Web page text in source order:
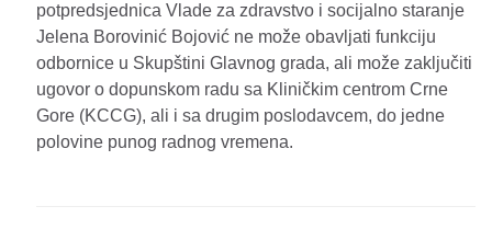
potpredsjednica Vlade za zdravstvo i socijalno staranje
Jelena Borovinić Bojović ne može obavljati funkciju
odbornice u Skupštini Glavnog grada, ali može zaključiti
ugovor o dopunskom radu sa Kliničkim centrom Crne
Gore (KCCG), ali i sa drugim poslodavcem, do jedne
polovine punog radnog vremena.